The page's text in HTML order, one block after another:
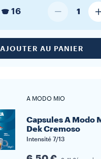
16 1
AJOUTER AU PANIER
A MODO MIO
Capsules A Modo
Dek Cremoso
Intensité 7/13